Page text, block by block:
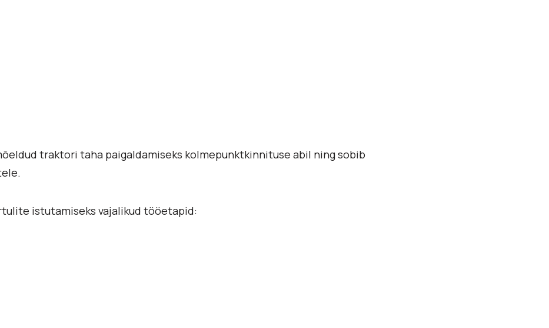
traktori taha paigaldamiseks kolmepunktkinnituse abil ning sobib
istutamiseks vajalikud tööetapid: